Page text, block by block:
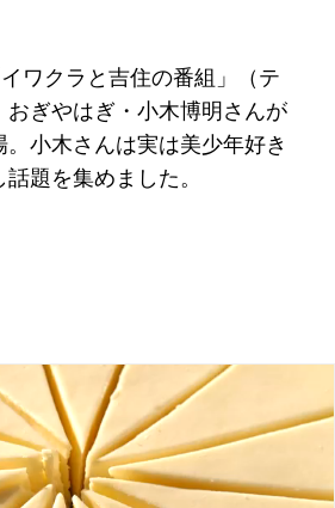
ワクラと吉住の番組」（テ
おぎやはぎ・小木博明さんが
小木さんは実は美少年好き
題を集めました。